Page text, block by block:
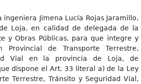
ingeniera Jimena Lucía Rojas Jaramillo,
Loja, en calidad de delegada de la
y Obras Públicas, para que integre y
Provincial de Transporte Terrestre,
Vial en la provincia de Loja, de
dispone el Art. 33 literal a) de la Ley
Terrestre, Tránsito y Seguridad Vial,